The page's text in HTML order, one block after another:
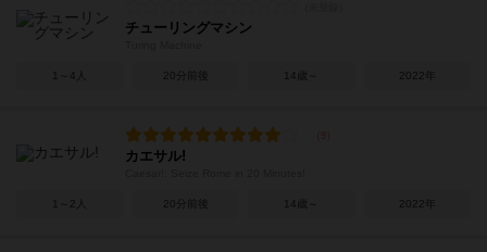
チューリングマシン
1～4人 20分前後 14歳～ 2022年
カエサル!
1～2人 20分前後 14歳～ 2022年